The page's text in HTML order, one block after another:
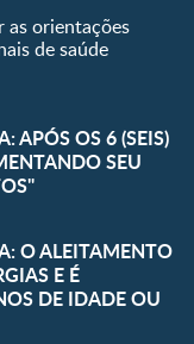
orientações
de saúde
APÓS OS 6 (SEIS)
SEU
O ALEITAMENTO
E É
DE IDADE OU